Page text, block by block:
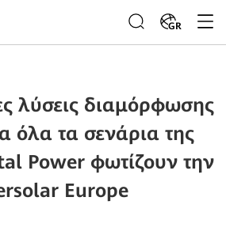
GR
λύσεις διαμόρφωσης
όλα τα σενάρια της
Power φωτίζουν την
Europe